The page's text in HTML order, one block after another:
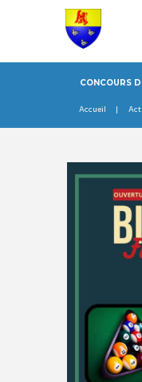
CONCOURS
Accueil